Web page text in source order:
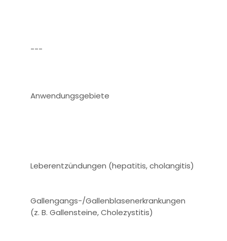
---
Anwendungsgebiete
Leberentzündungen (hepatitis, cholangitis)
Gallengangs-/Gallenblasenerkrankungen
(z. B. Gallensteine, Cholezystitis)